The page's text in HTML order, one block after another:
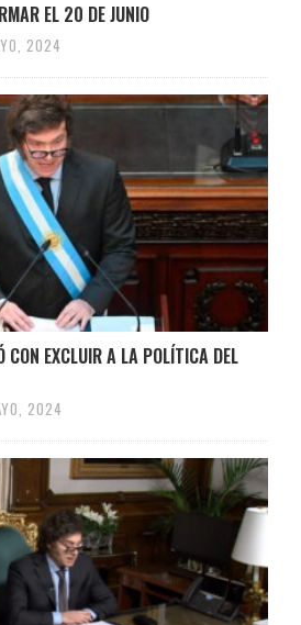
EL 20 DE JUNIO
2024
CON EXCLUIR A LA POLÍTICA DEL
2024